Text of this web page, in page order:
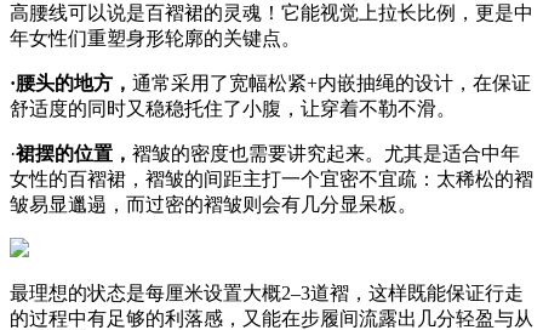
高腰线可以说是百褶裙的灵魂！它能视觉上拉长比例，更是中
年女性们重塑身形轮廓的关键点。
·腰头的地方， 通常采用了宽幅松紧+内嵌抽绳的设计，在保证
舒适度的同时又稳稳托住了小腹，让穿着不勒不滑。
·裙摆的位置， 褶皱的密度也需要讲究起来。尤其是适合中年
女性的百褶裙，褶皱的间距主打一个宜密不宜疏：太稀松的褶
皱易显邋遢，而过密的褶皱则会有几分显呆板。
最理想的状态是每厘米设置大概2–3道褶，这样既能保证行走
的过程中有足够的利落感，又能在步履间流露出几分轻盈与从